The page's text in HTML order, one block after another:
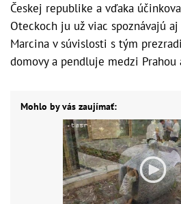
Českej republike a vďaka
Oteckoch ju už viac spoznávajú
Marcina v súvislosti s tým
domovy a pendluje medzi Prahou
Mohlo by vás zaujímať: